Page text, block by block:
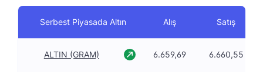
Serbest Piyasada Altın Alış Satış
ALTIN (GRAM) 6.659,69 6.660,55